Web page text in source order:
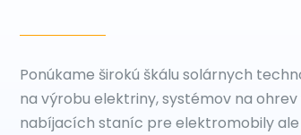
Ponúkame širokú škálu solárnych
na výrobu elektriny, systémov na
nabíjacích staníc pre elektromobily ale